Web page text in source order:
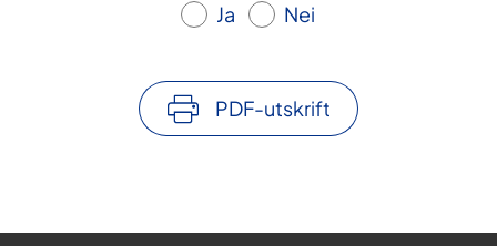
Ja Nei
PDF-utskrift